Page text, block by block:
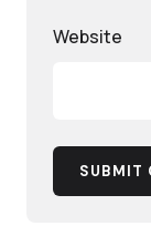
Website
SUBMIT